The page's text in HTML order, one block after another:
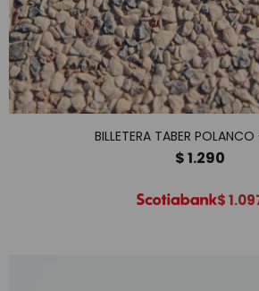
BILLETERA TABER
$1.290
$